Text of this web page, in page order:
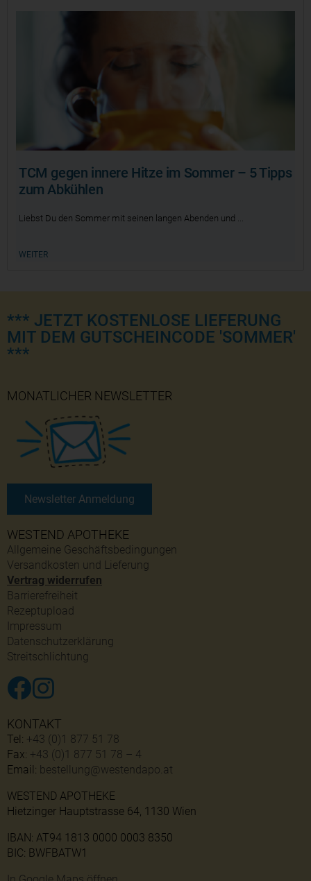
TCM gegen innere Hitze im Sommer – 5 Tipps
zum Abkühlen
Liebst Du den Sommer mit seinen langen Abenden und
WEITER
*** JETZT KOSTENLOSE LIEFERUNG
MIT DEM GUTSCHEINCODE 'SOMMER'
***
WESTEND APOTHEKE
Allgemeine Geschäftsbedingungen
Versandkosten und Lieferung
Vertrag widerrufen
Barrierefreiheit
Rezeptupload
Impressum
Datenschutzerklärung
Streitschlichtung
MONATLICHER NEWSLETTER
Newsletter Anmeldung
KONTAKT
Tel: +43 (0)1 877 51 78
Fax: +43 (0)1 877 51 78 – 4
Email: bestellung@westendapo.at
WESTEND APOTHEKE
Hietzinger Hauptstrasse 64, 1130 Wien
IBAN: AT94 1813 0000 0003 8350
BIC: BWFBATW1